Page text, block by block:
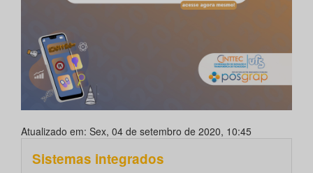
Atualizado em: Sex, 04 de setembro de 2020, 10:45
Sistemas integrados